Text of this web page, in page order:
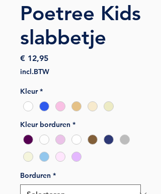
Poetree Kids
slabbetje
€ 12,95Prijs
incl.BTW
Kleur *
Kleur borduren *
Borduren *